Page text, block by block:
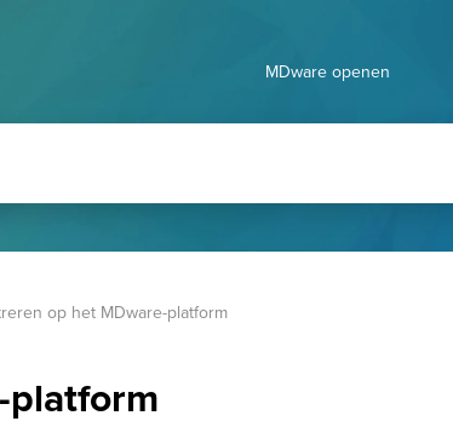
MDware openen
op het MDware-platform
platform